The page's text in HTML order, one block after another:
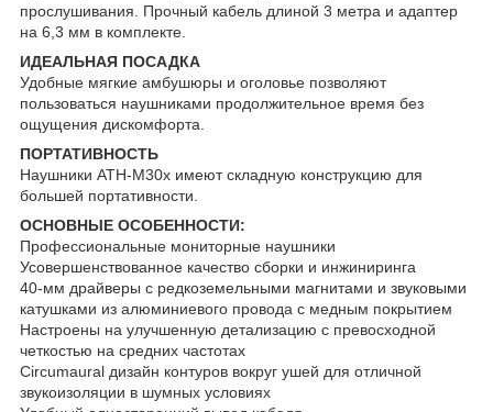
прослушивания. Прочный кабель длиной 3 метра и адаптер
на 6,3 мм в комплекте.
ИДЕАЛЬНАЯ ПОСАДКА
Удобные мягкие амбушюры и оголовье позволяют
пользоваться наушниками продолжительное время без
ощущения дискомфорта.
ПОРТАТИВНОСТЬ
Наушники ATH-M30x имеют складную конструкцию для
большей портативности.
ОСНОВНЫЕ ОСОБЕННОСТИ:
Профессиональные мониторные наушники
Усовершенствованное качество сборки и инжиниринга
40-мм драйверы с редкоземельными магнитами и звуковыми
катушками из алюминиевого провода с медным покрытием
Настроены на улучшенную детализацию с превосходной
четкостью на средних частотах
Circumaural дизайн контуров вокруг ушей для отличной
звукоизоляции в шумных условиях